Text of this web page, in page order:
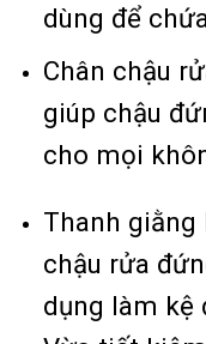
dùng để
Chân chậu
giúp chậu
cho mọi
Thanh giằng
chậu rửa
dụng làm kệ